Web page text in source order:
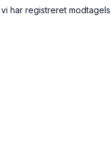
har registreret